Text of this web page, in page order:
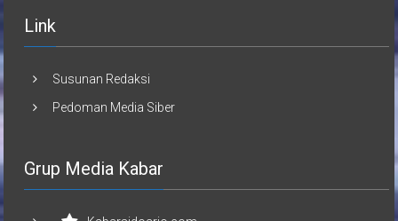
Link
Susunan Redaksi
Pedoman Media Siber
Grup Media Kabar